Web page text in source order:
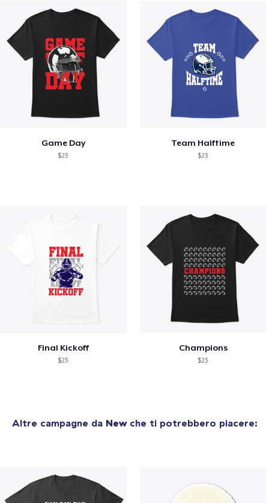
Game Day
$23
Team Halftime
$23
Final Kickoff
$23
Champions
$23
Altre campagne da Newche ti potrebbero piacere: